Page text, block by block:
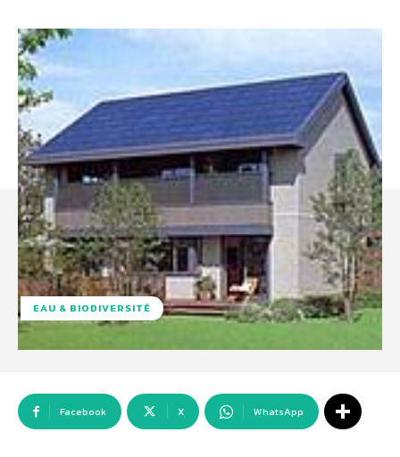
EAU & BIODIVERSITÉ
Facebook X WhatsApp